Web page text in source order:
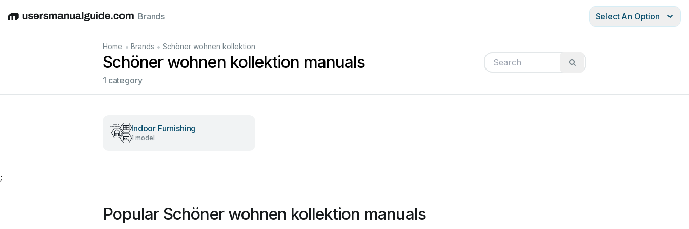
EnglishDeutschEspañolItalianoFrançais
Brands Select An Option
Home • Brands • Schöner wohnen kollektion
Schöner wohnen kollektion manuals
1 category
Indoor Furnishing
1 model
;
Popular Schöner wohnen kollektion manuals